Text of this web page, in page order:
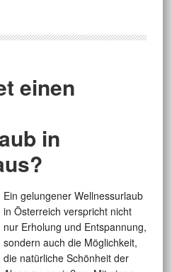
einen
in
Ein gelungener Wellnessurlaub
in Österreich verspricht nicht
nur Erholung und Entspannung,
sondern auch die Möglichkeit,
die natürliche Schönheit der